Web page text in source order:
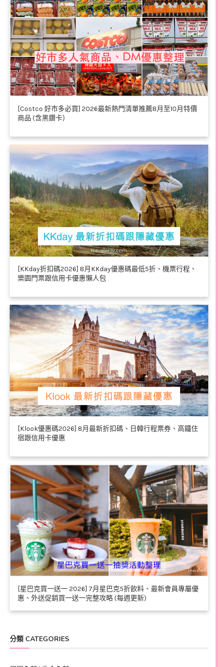
[Costco 好市多必買] 2026最新熱門清單推薦8月至10月特價
商品 (含黑鑽卡）
[KKday折扣碼2026] 8月KKday優惠碼最低5折、機票行程、
樂園門票跟信用卡優惠懶人包
[Klook優惠碼2026] 8月最新折扣碼、日韓行程票券、高鐵住
宿跟信用卡優惠
[星巴克買一送一 2026] 7月星巴克5折飲料、最新會員專屬優
惠、外送促銷買一送一完整攻略 (每週更新)
分類 CATEGORIES